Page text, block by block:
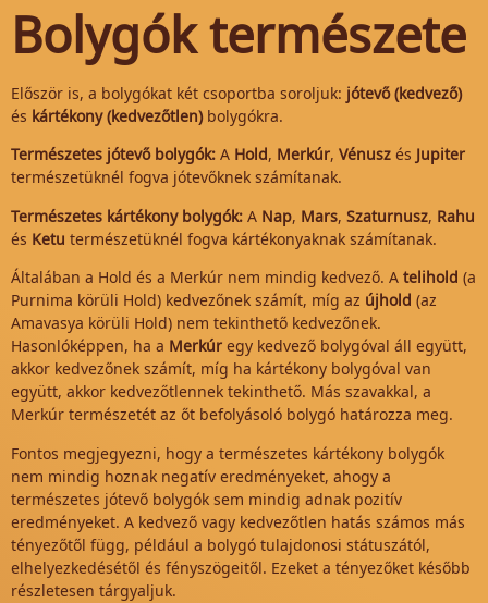
Bolygók természete
Először is, a bolygókat két csoportba soroljuk: jótevő (kedvező)
és kártékony (kedvezőtlen)bolygókra.
Természetes jótevő bolygók: A Hold, Merkúr, Vénusz és Jupiter
természetüknél fogva jótevőknek számítanak.
Természetes kártékony bolygók: A Nap, Mars, Szaturnusz, Rahu
és Ketu természetüknél fogva kártékonyaknak számítanak.
Általában a Hold és a Merkúr nem mindig kedvező. A telihold (a
Purnima körüli Hold) kedvezőnek számít, míg az újhold (az
Amavasya körüli Hold) nem tekinthető kedvezőnek.
Hasonlóképpen, ha a Merkúr egy kedvező bolygóval áll együtt,
akkor kedvezőnek számít, míg ha kártékony bolygóval van
együtt, akkor kedvezőtlennek tekinthető. Más szavakkal, a
Merkúr természetét az őt befolyásoló bolygó határozza meg.
Fontos megjegyezni, hogy a természetes kártékony bolygók
nem mindig hoznak negatív eredményeket, ahogy a
természetes jótevő bolygók sem mindig adnak pozitív
eredményeket. A kedvező vagy kedvezőtlen hatás számos más
tényezőtől függ, például a bolygó tulajdonosi státuszától,
elhelyezkedésétől és fényszögeitől. Ezeket a tényezőket később
részletesen tárgyaljuk.